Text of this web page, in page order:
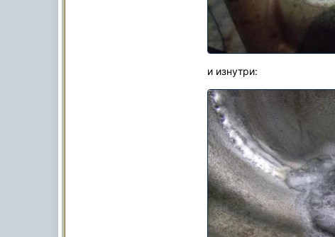
и изнутри: